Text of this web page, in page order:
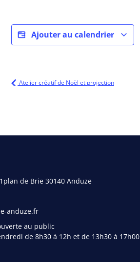
Ajouter au calendrier
Atelier créatif de Noël et projection
de Brie 30140 Anduze
anduze.fr
au public
de 8h30 à 12h et de 13h30 à 17h00